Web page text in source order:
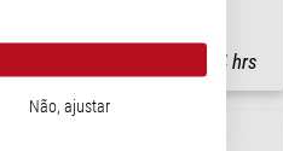
24 hrs
Não, ajustar